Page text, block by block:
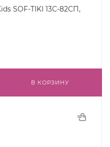
SOF-TIKI 13С-82СП,
В КОРЗИНУ